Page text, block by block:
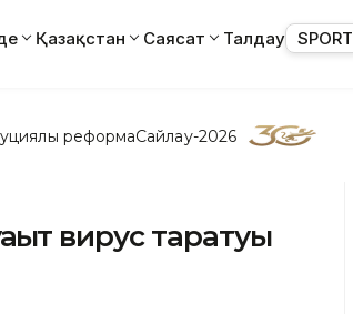
Қазақстан Саясат Талдау SPORT
реформаСайлау-2026
вирус таратуы